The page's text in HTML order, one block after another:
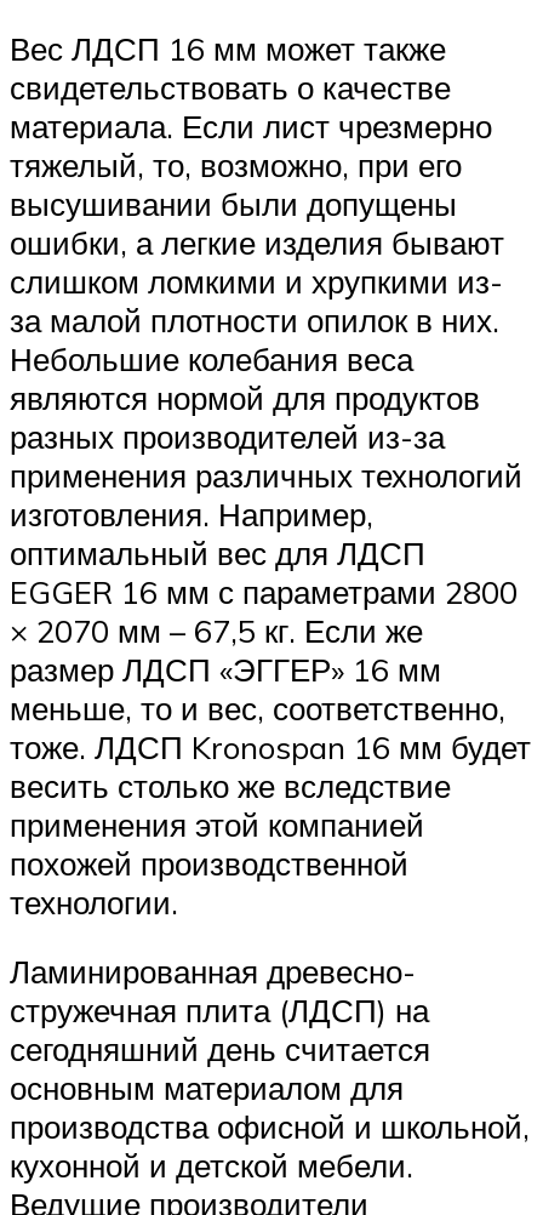
Вес ЛДСП 16 мм может также
свидетельствовать о качестве
материала. Если лист чрезмерно
тяжелый, то, возможно, при его
высушивании были допущены
ошибки, а легкие изделия бывают
слишком ломкими и хрупкими из-
за малой плотности опилок в них.
Небольшие колебания веса
являются нормой для продуктов
разных производителей из-за
применения различных технологий
изготовления. Например,
оптимальный вес для ЛДСП
EGGER 16 мм с параметрами 2800
× 2070 мм – 67,5 кг. Если же
размер ЛДСП «ЭГГЕР» 16 мм
меньше, то и вес, соответственно,
тоже. ЛДСП Kronospan 16 мм будет
весить столько же вследствие
применения этой компанией
похожей производственной
технологии.
Ламинированная древесно-
стружечная плита (ЛДСП) на
сегодняшний день считается
основным материалом для
производства офисной и школьной,
кухонной и детской мебели.
Ведущие производители